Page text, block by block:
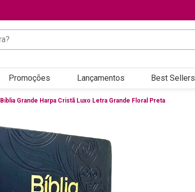
Promoções Lançamentos Best Sellers
Bíblia Grande Harpa Cristã Luxo Letra Grande Floral Preta